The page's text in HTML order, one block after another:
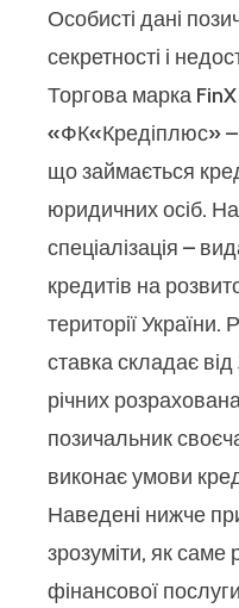
Особисті дані
секретності і
Торгова марка
«ФК«Кредіплюс» –
що займається
юридичних осіб.
спеціалізація –
кредитів на
території
ставка складає
річних
позичальник
виконає умови
Наведені нижче
зрозуміти, як саме
фінансової